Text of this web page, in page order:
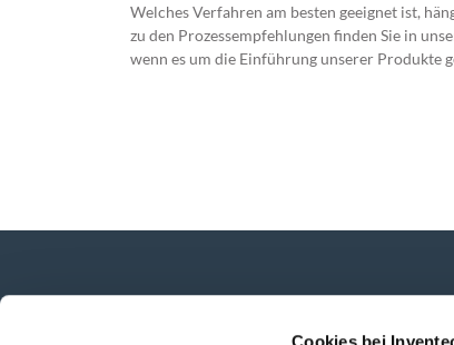
Cookies bei
Welches Verfahren am besten geeignet ist,
zu den Prozessempfehlungen finden Sie in
wenn es um die Einführung unserer Produkte